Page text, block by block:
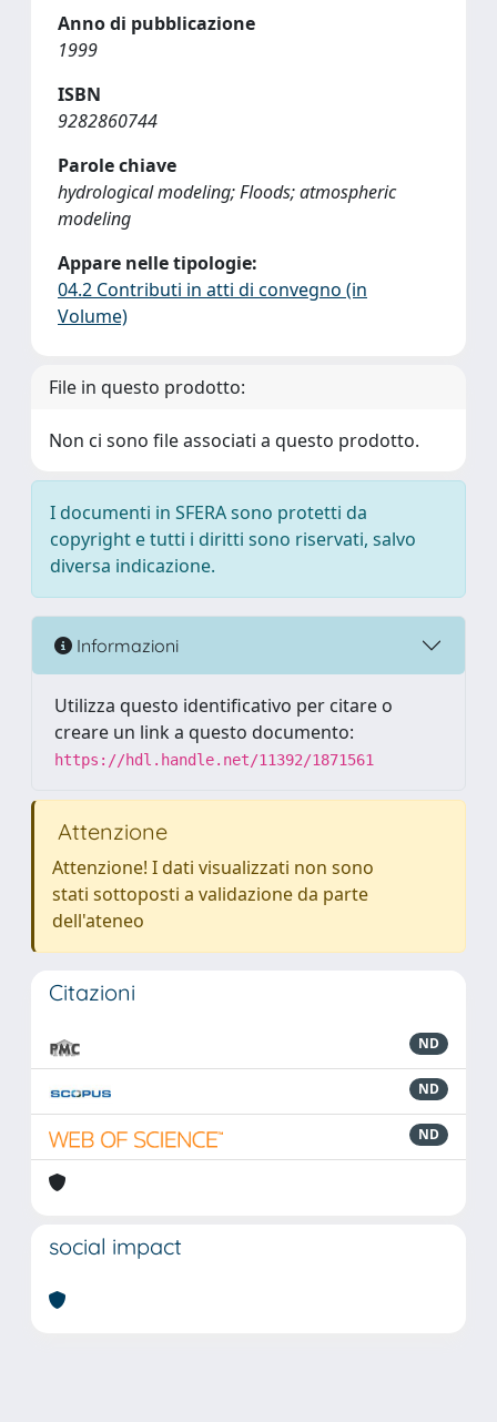
Anno di pubblicazione
1999
ISBN
9282860744
Parole chiave
hydrological modeling; Floods; atmospheric
modeling
Appare nelle tipologie:
04.2 Contributi in atti di convegno (in
Volume)
File in questo prodotto:
Non ci sono file associati a questo prodotto.
I documenti in SFERA sono protetti da
copyright e tutti i diritti sono riservati, salvo
diversa indicazione.
Informazioni
Utilizza questo identificativo per citare o
creare un link a questo documento:
https://hdl.handle.net/11392/1871561
Attenzione
Attenzione! I dati visualizzati non sono
stati sottoposti a validazione da parte
dell'ateneo
Citazioni
ND
ND
ND
social impact